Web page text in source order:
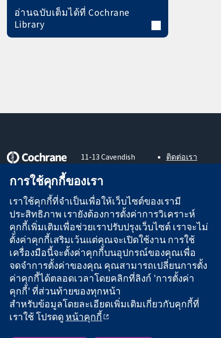
อ่านฉบับเต็มได้ที่ Cochrane
Library
หลักฐานที่เชื่อถือ
ได้
สู่การตัดสินใจ
อย่างมีข้อมูล
เพื่อสุขภาพที่ดีขึ้น
11-13 Cavendish
London
United Kingdom
ติดต่อเรา
About us
ตำแหน่งงาน
Cochrane
Library
The Cochrane Collaboration เป็นองค์กรการกุศล (เลขที่ 1045921)
และบริษัทจำกัดโดยการค้ำประกัน (เลขที่ 03044323) ที่จดทะเบียน
ในอังกฤษและเวลส์ หมายเลขจดทะเบียนภาษีมูลค่าเพิ่ม GB 718
2127 49
สงวนลิขสิทธิ์ © 2026 The Cochrane Collaboration
ข้อกำหนดและเงื่อนไขการใช้เว็บไซต์|ข้อความปฏิเสธความรับ
การใช้คุกกี้ของเรา
เราใช้คุกกี้ที่จำเป็นเพื่อให้เว็บไซต์ของเรามี
ประสิทธิภาพ เรายังต้องการตั้งค่าการวิเคราะห์
คุกกี้เพิ่มเติมเพื่อช่วยเราปรับปรุงเว็บไซต์ เราจะไม่
ตั้งค่าคุกกี้เสริมเว้นแต่คุณจะเปิดใช้งาน การใช้
เครื่องมือนี้จะตั้งค่าคุกกี้บนอุปกรณ์ของคุณเพื่อ
จดจำการตั้งค่าของคุณ คุณสามารถเปลี่ยนการตั้ง
ค่าคุกกี้ได้ตลอดเวลาโดยคลิกที่ลิงก์ 'การตั้งค่า
คุกกี้' ที่ส่วนท้ายของทุกหน้า
สำหรับข้อมูลโดยละเอียดเพิ่มเติมเกี่ยวกับคุกกี้ที่
เราใช้ โปรดดู หน้าคุกกี้